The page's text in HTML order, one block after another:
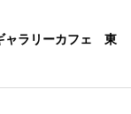
ャラリーカフェ 東